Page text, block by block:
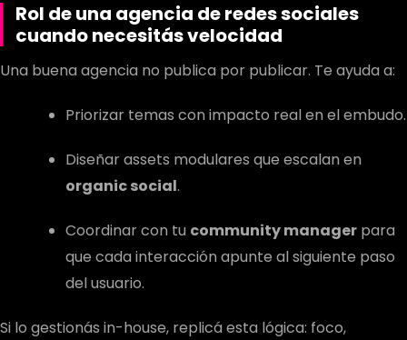
Rol de una agencia de redes sociales
cuando necesitás velocidad
Una buena agencia no publica por publicar. Te ayuda a:
Priorizar temas con impacto real en el embudo.
Diseñar assets modulares que escalan en
organic social.
Coordinar con tu community manager para
que cada interacción apunte al siguiente paso
del usuario.
Si lo gestionás in-house, replicá esta lógica: foco,